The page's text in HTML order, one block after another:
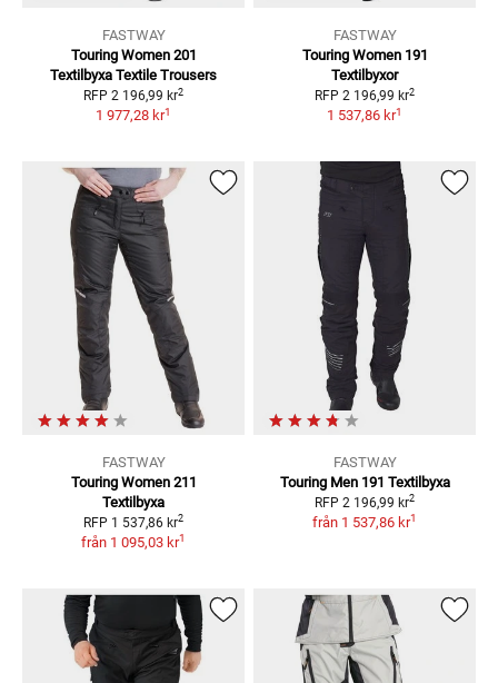
FASTWAY
Touring Women 201
Textilbyxa Textile Trousers
RFP 2 196,99 kr2
1 977,28 kr1
FASTWAY
Touring Women 191
Textilbyxor
RFP 2 196,99 kr2
1 537,86 kr1
FASTWAY
Touring Women 211
Textilbyxa
RFP 1 537,86 kr2
från 1 095,03 kr1
FASTWAY
Touring Men 191 Textilbyxa
RFP 2 196,99 kr2
från 1 537,86 kr1